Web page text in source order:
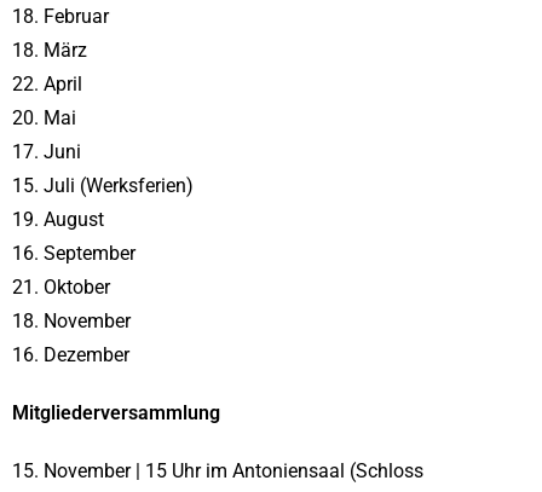
18. Februar
18. März
22. April
20. Mai
17. Juni
15. Juli (Werksferien)
19. August
16. September
21. Oktober
18. November
16. Dezember
Mitgliederversammlung
15. November | 15 Uhr im Antoniensaal (Schloss